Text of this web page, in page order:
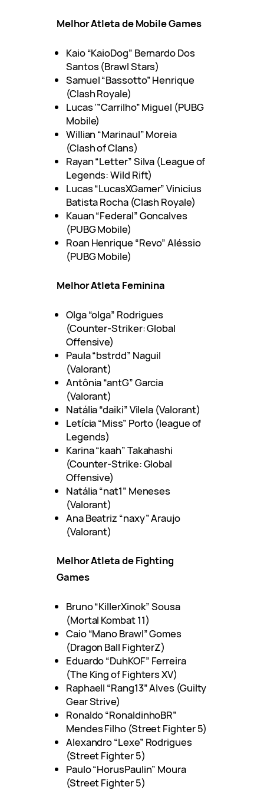
Melhor Atleta de Mobile Games
Kaio “KaioDog” Bernardo Dos
Santos (Brawl Stars)
Samuel “Bassotto” Henrique
(Clash Royale)
Lucas ‘”Carrilho” Miguel (PUBG
Mobile)
Willian “Marinaul” Moreia
(Clash of Clans)
Rayan “Letter” Silva (League of
Legends: Wild Rift)
Lucas “LucasXGamer” Vinicius
Batista Rocha (Clash Royale)
Kauan “Federal” Goncalves
(PUBG Mobile)
Roan Henrique “Revo” Aléssio
(PUBG Mobile)
Melhor Atleta Feminina
Olga “olga” Rodrigues
(Counter-Striker: Global
Offensive)
Paula “bstrdd” Naguil
(Valorant)
Antônia “antG” Garcia
(Valorant)
Natália “daiki” Vilela (Valorant)
Letícia “Miss” Porto (league of
Legends)
Karina “kaah” Takahashi
(Counter-Strike: Global
Offensive)
Natália “nat1” Meneses
(Valorant)
Ana Beatriz “naxy” Araujo
(Valorant)
Melhor Atleta de Fighting
Games
Bruno “KillerXinok” Sousa
(Mortal Kombat 11)
Caio “Mano Brawl” Gomes
(Dragon Ball FighterZ)
Eduardo “DuhKOF” Ferreira
(The King of Fighters XV)
Raphaell “Rang13” Alves (Guilty
Gear Strive)
Ronaldo “RonaldinhoBR”
Mendes Filho (Street Fighter 5)
Alexandro “Lexe” Rodrigues
(Street Fighter 5)
Paulo “HorusPaulin” Moura
(Street Fighter 5)